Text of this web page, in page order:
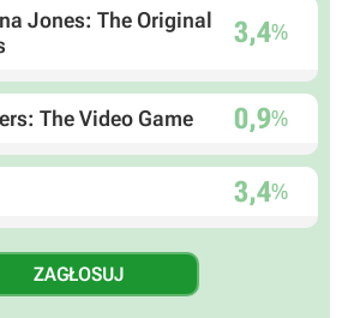
Jones: The Original
3,4%
The Video Game 0,9%
3,4%